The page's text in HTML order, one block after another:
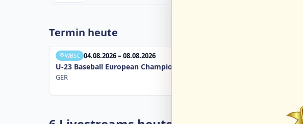
Termin heute
WBSC 04.08.2026 – 08.08.2026
U-23 Baseball European Championship B Pool 2026 - Group Germany
GER